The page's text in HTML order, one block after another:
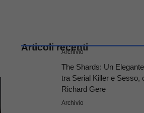
Articoli recenti
Archivio
The Shards: Un
tra Serial Killer e Sesso,
Richard Gere
Archivio